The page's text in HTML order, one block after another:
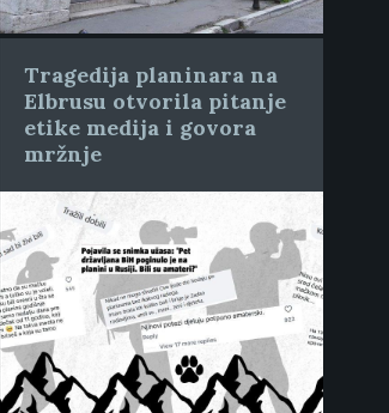
Tragedija planinara na
Elbrusu otvorila pitanje
etike medija i govora
mržnje